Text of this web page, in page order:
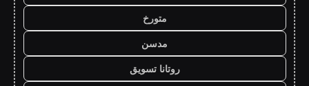
متورخ
مدسن
روتانا تسويق